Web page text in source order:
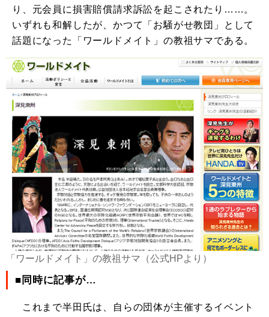
り、元会員に損害賠償請求訴訟を起こされたり……。
いずれも和解したが、かつて「お騒がせ教団」として
話題になった「ワールドメイト」の教祖サマである。
「ワールドメイト」の教祖サマ（公式HPより）
■同時に記事が…
これまで半田氏は、自らの団体が主催するイベント